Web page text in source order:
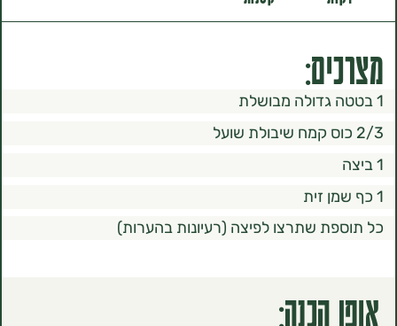
שתרצו לפיצה (רעיונות בהערות)